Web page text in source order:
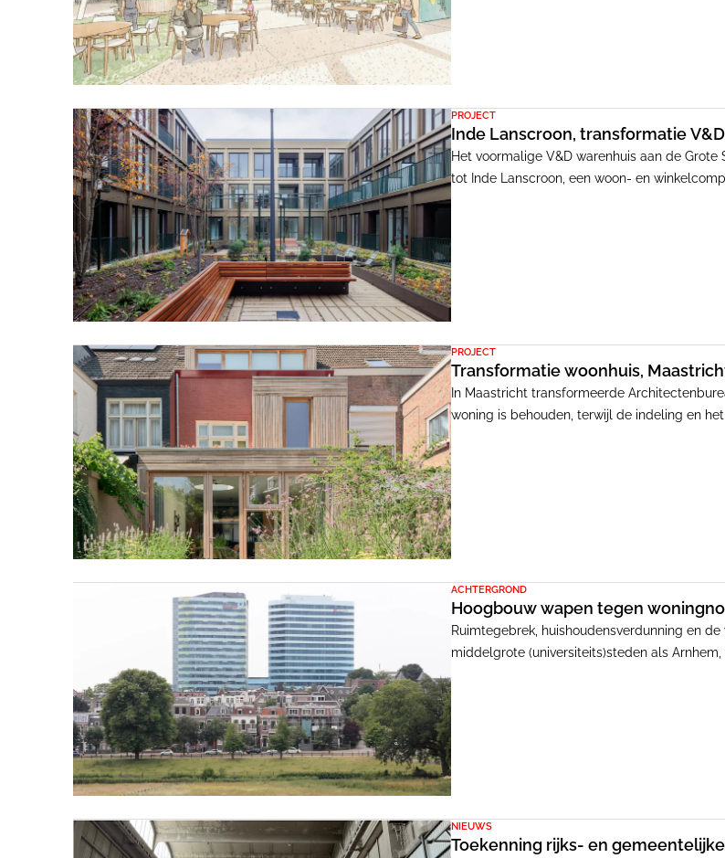
PROJECT
Inde Lanscroon, transformatie
Het voormalige V&D warenhuis aan de
tot Inde Lanscroon, een woon- en
PROJECT
Transformatie woonhuis,
In Maastricht transformeerde
woning is behouden, terwijl de indeling en
ACHTERGROND
Hoogbouw wapen tegen
Ruimtegebrek, huishoudensverdunning en
middelgrote (universiteits)steden als
NIEUWS
Toekenning rijks- en